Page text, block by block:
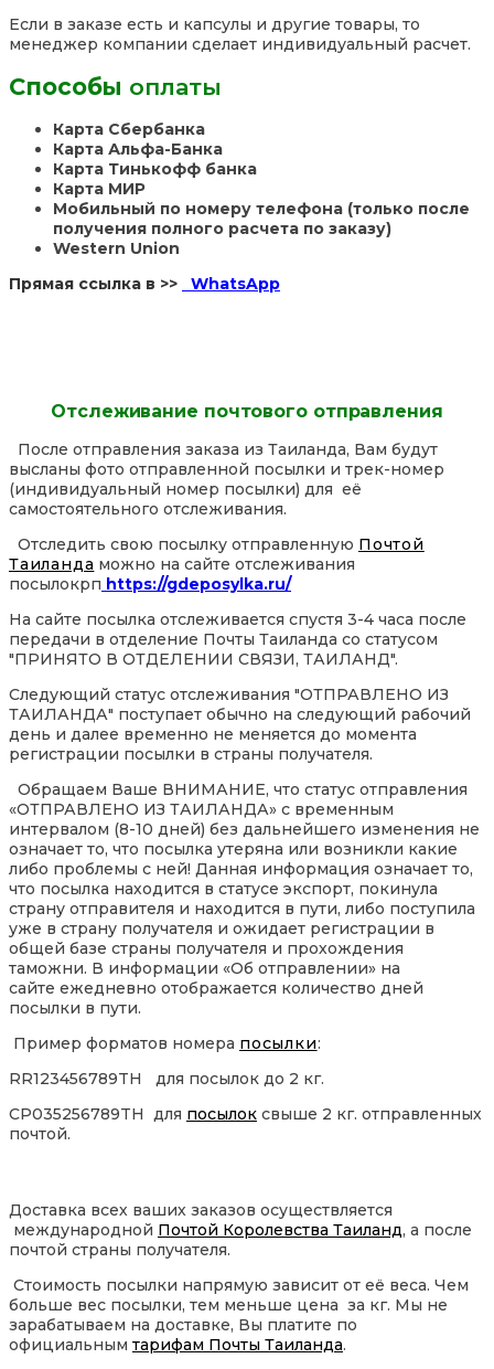
Если в заказе есть и капсулы и другие товары, то
менеджер компании сделает индивидуальный расчет.
Способы оплаты
Карта Сбербанка
Карта Альфа-Банка
Карта Тинькофф банка
Карта МИР
Мобильный по номеру телефона (только после
получения полного расчета по заказу)
Western Union
Прямая ссылка в >>
WhatsApp
Отслеживание почтового отправления
После отправления заказа из Таиланда, Вам будут
высланы фото отправленной посылки и трек-номер
(индивидуальный номер посылки) для её
самостоятельного отслеживания.
Отследить свою посылку отправленную Почтой
Таиланда можно на сайте отслеживания
посылокрп https://gdeposylka.ru/
На сайте посылка отслеживается спустя 3-4 часа после
передачи в отделение Почты Таиланда со статусом
"ПРИНЯТО В ОТДЕЛЕНИИ СВЯЗИ, ТАИЛАНД".
Следующий статус отслеживания "ОТПРАВЛЕНО ИЗ
ТАИЛАНДА" поступает обычно на следующий рабочий
день и далее временно не меняется до момента
регистрации посылки в страны получателя.
Обращаем Ваше ВНИМАНИЕ, что статус отправления
«ОТПРАВЛЕНО ИЗ ТАИЛАНДА» с временным
интервалом (8-10 дней) без дальнейшего изменения не
означает то, что посылка утеряна или возникли какие
либо проблемы с ней! Данная информация означает то,
что посылка находится в статусе экспорт, покинула
страну отправителя и находится в пути, либо поступила
уже в страну получателя и ожидает регистрации в
общей базе страны получателя и прохождения
таможни. В информации «Об отправлении» на
сайте ежедневно отображается количество дней
посылки в пути.
Пример форматов номера посылки:
RR123456789TH для посылок до 2 кг.
CP035256789TH для посылок свыше 2 кг. отправленных
почтой.
Доставка всех ваших заказов осуществляется
международной Почтой Королевства Таиланд, а после
почтой страны получателя.
Стоимость посылки напрямую зависит от её веса. Чем
больше вес посылки, тем меньше цена за кг. Мы не
зарабатываем на доставке, Вы платите по
официальным тарифам Почты Таиланда.